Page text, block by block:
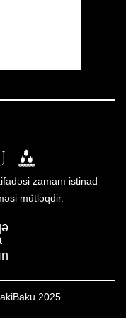
zamanı istinad
mütləqdir.
2025